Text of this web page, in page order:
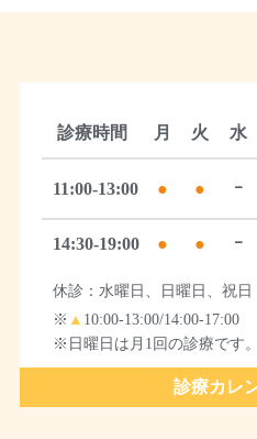
診療時間 月 火 水
11:00-13:00 ● ● ｰ
14:30-19:00 ● ● ｰ
休診：水曜日、日曜日、祝日
※ ▲ 10:00-13:00/14:00-17:00
※日曜日は月1回の診療です
診療カレ